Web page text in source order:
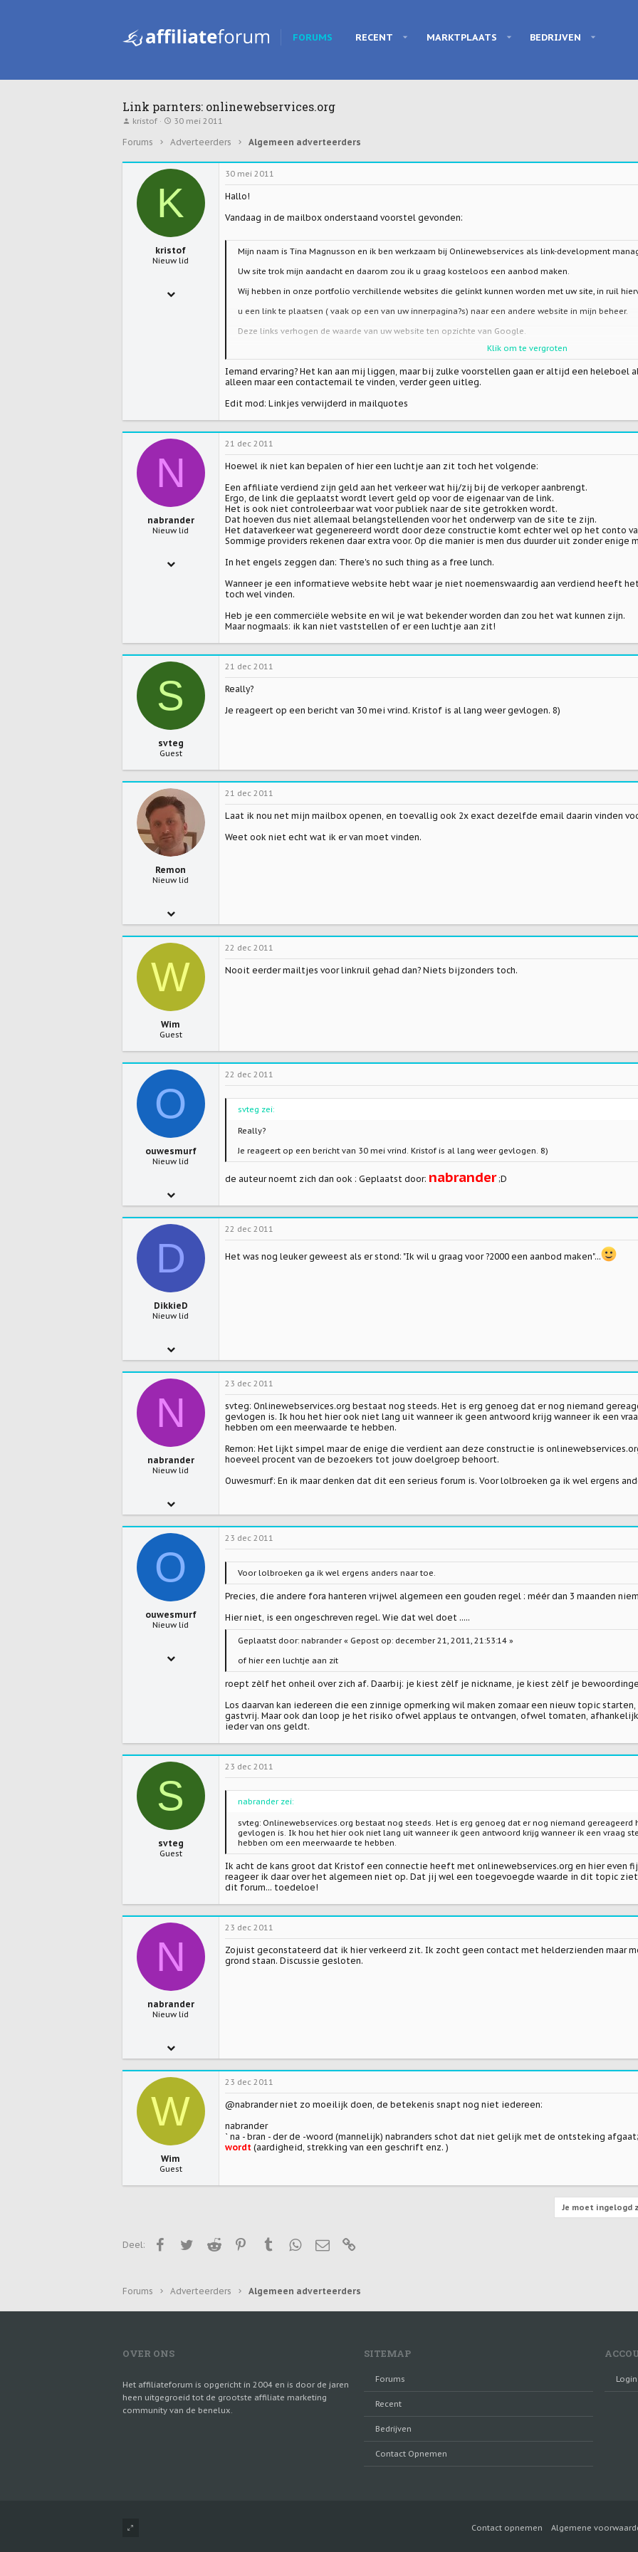
FORUMS RECENT MARKTPLAATS BEDRIJVEN
Link parnters: onlinewebservices.org
T
p
c
kristof
S
a
t
d
t
u
m
30 mei 2011
Forums Adverteerders Algemeen adverteerders
K
kristof
Nieuw lid
30 mei 2011
Hallo!
Vandaag in de mailbox onderstaand voorstel gevonden:
Mijn naam is Tina Magnusson en ik ben werkzaam bij Onlinewebservices als link-development
Uw site trok mijn aandacht en daarom zou ik u graag kosteloos een aanbod maken.
Wij hebben in onze portfolio verchillende websites die gelinkt kunnen worden met uw site, in ruil
u een link te plaatsen ( vaak op een van uw innerpagina?s) naar een andere website in mijn beheer.
Deze links verhogen de waarde van uw website ten opzichte van Google.
Mocht u geinteresseerd zijn in een ruil breng ik u graag op de hoogte van alle details!
Hartelijk dank voor uw tijd en graag hoor ik spoedig van u.
Tina Magnusson
onlinewebservices
Klik om te vergroten
Iemand ervaring? Het kan aan mij liggen, maar bij zulke voorstellen gaan er altijd een heleboel
alleen maar een contactemail te vinden, verder geen uitleg.
Edit mod: Linkjes verwijderd in mailquotes
N
nabrander
Nieuw lid
21 dec 2011
Hoewel ik niet kan bepalen of hier een luchtje aan zit toch het volgende:
Een affiliate verdiend zijn geld aan het verkeer wat hij/zij bij de verkoper aanbrengt.
Ergo, de link die geplaatst wordt levert geld op voor de eigenaar van de link.
Het is ook niet controleerbaar wat voor publiek naar de site getrokken wordt.
Dat hoeven dus niet allemaal belangstellenden voor het onderwerp van de site te zijn.
Het dataverkeer wat gegenereerd wordt door deze constructie komt echter wel op het conto
Sommige providers rekenen daar extra voor. Op die manier is men dus duurder uit zonder enige
In het engels zeggen dan: There's no such thing as a free lunch.
Wanneer je een informatieve website hebt waar je niet noemenswaardig aan verdiend heeft
toch wel vinden.
Heb je een commerciële website en wil je wat bekender worden dan zou het wat kunnen zijn.
Maar nogmaals: ik kan niet vaststellen of er een luchtje aan zit!
S
svteg
Guest
21 dec 2011
Really?
Je reageert op een bericht van 30 mei vrind. Kristof is al lang weer gevlogen. 8)
Remon
Nieuw lid
0
www.rvinternetmarketing.nl
21 dec 2011
Laat ik nou net mijn mailbox openen, en toevallig ook 2x exact dezelfde email daarin vinden
Weet ook niet echt wat ik er van moet vinden.
W
Wim
Guest
22 dec 2011
Nooit eerder mailtjes voor linkruil gehad dan? Niets bijzonders toch.
O
ouwesmurf
Nieuw lid
0
wfsidee.nl
22 dec 2011
svteg zei:
Really?
Je reageert op een bericht van 30 mei vrind. Kristof is al lang weer gevlogen. 8)
de auteur noemt zich dan ook : Geplaatst door: nabrander;D
D
DikkieD
Nieuw lid
0
22 dec 2011
Het was nog leuker geweest als er stond: "Ik wil u graag voor ?2000 een aanbod maken"...
N
nabrander
Nieuw lid
0
23 dec 2011
svteg: Onlinewebservices.org bestaat nog steeds. Het is erg genoeg dat er nog niemand
gevlogen is. Ik hou het hier ook niet lang uit wanneer ik geen antwoord krijg wanneer ik een
hebben om een meerwaarde te hebben.
Remon: Het lijkt simpel maar de enige die verdient aan deze constructie is
hoeveel procent van de bezoekers tot jouw doelgroep behoort.
Ouwesmurf: En ik maar denken dat dit een serieus forum is. Voor lolbroeken ga ik wel ergens
O
ouwesmurf
Nieuw lid
23 dec 2011
Voor lolbroeken ga ik wel ergens anders naar toe.
Precies, die andere fora hanteren vrijwel algemeen een gouden regel : méér dan 3 maanden
Hier niet, is een ongeschreven regel. Wie dat wel doet .....
Geplaatst door: nabrander « Gepost op: december 21, 2011, 21:53:14 »
of hier een luchtje aan zit
roept zèlf het onheil over zich af. Daarbij: je kiest zèlf je nickname, je kiest zèlf je
Los daarvan kan iedereen die een zinnige opmerking wil maken zomaar een nieuw topic
gastvrij. Maar ook dan loop je het risiko ofwel applaus te ontvangen, ofwel tomaten,
ieder van ons geldt.
S
svteg
Guest
23 dec 2011
nabrander zei:
svteg: Onlinewebservices.org bestaat nog steeds. Het is erg genoeg dat er nog niemand
gevlogen is. Ik hou het hier ook niet lang uit wanneer ik geen antwoord krijg wanneer ik een vraag
hebben om een meerwaarde te hebben.
Ik acht de kans groot dat Kristof een connectie heeft met onlinewebservices.org en hier even
reageer ik daar over het algemeen niet op. Dat jij wel een toegevoegde waarde in dit topic
dit forum... toedeloe!
N
nabrander
Nieuw lid
0
23 dec 2011
Zojuist geconstateerd dat ik hier verkeerd zit. Ik zocht geen contact met helderzienden maar
grond staan. Discussie gesloten.
W
Wim
Guest
23 dec 2011
@nabrander niet zo moeilijk doen, de betekenis snapt nog niet iedereen:
nabrander
` na - bran - der de -woord (mannelijk) nabranders schot dat niet gelijk met de ontsteking
wordt (aardigheid, strekking van een geschrift enz. )
Je moet ingelogd
Deel: FacebookTwitterReddit PinterestTumblrWhatsApp
E-mail
Forums Adverteerders Algemeen adverteerders
OVER ONS
Het affiliateforum is opgericht in 2004 en is door de jaren
heen uitgegroeid tot de grootste affiliate marketing
community van de benelux.
SITEMAP
Forums
Recent
Bedrijven
Contact Opnemen
Login
Contact opnemen Algemene